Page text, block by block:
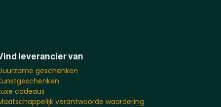
leverancier van
geschenken
cadeaus
verantwoorde waardering